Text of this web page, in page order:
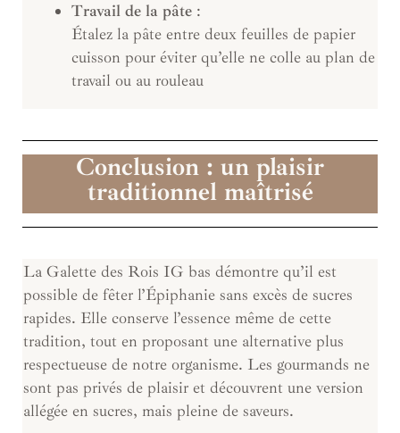
Travail de la pâte :
Étalez la pâte entre deux feuilles de papier
cuisson pour éviter qu’elle ne colle au plan de
travail ou au rouleau
Conclusion : un plaisir
traditionnel maîtrisé
La Galette des Rois IG bas démontre qu’il est
possible de fêter l’Épiphanie sans excès de sucres
rapides. Elle conserve l’essence même de cette
tradition, tout en proposant une alternative plus
respectueuse de notre organisme. Les gourmands ne
sont pas privés de plaisir et découvrent une version
allégée en sucres, mais pleine de saveurs.